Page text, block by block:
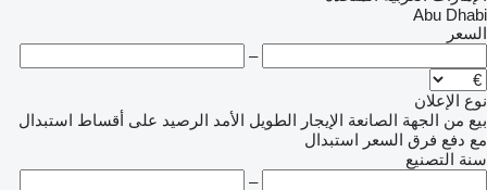
Abu Dhabi
السعر
–
نوع الإعلان
بيع من الجهة الصانعة الإيجار الطويل الأمد الرصيد على أقساط استبدال
مع دفع فرق السعر استبدال
سنة التصنيع
–